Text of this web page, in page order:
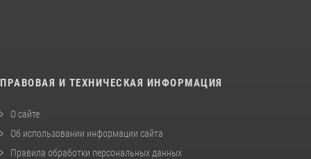
ПРАВОВАЯ И ТЕХНИЧЕСКАЯ ИНФОРМАЦИЯ
О сайте
Об использовании информации сайта
Правила обработки персональных данных